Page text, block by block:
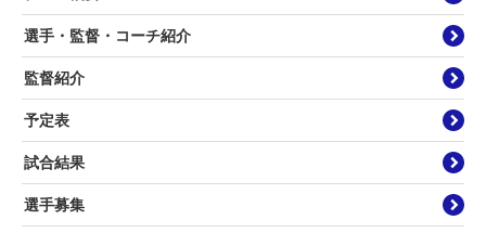
選手・監督・コーチ紹介
監督紹介
予定表
試合結果
選手募集